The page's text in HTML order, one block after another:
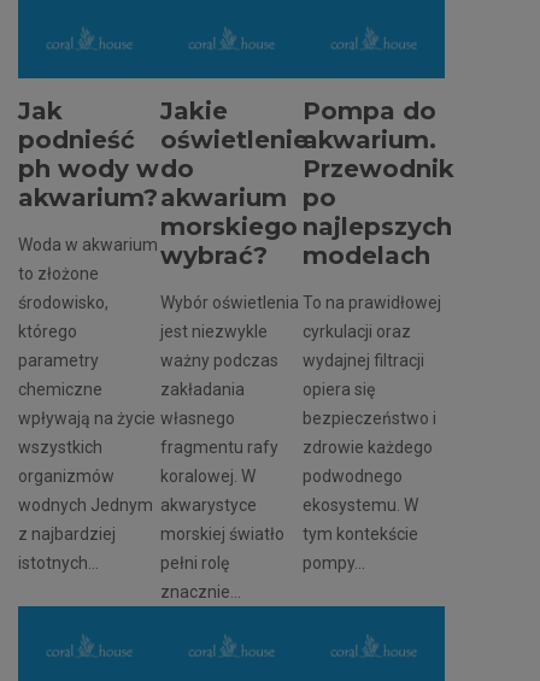
Jak
podnieść
ph wody w
akwarium?
Woda w akwarium
to złożone
środowisko,
którego
parametry
chemiczne
wpływają na życie
wszystkich
organizmów
wodnych Jednym
z najbardziej
istotnych...
Jakie
oświetlenie
do
akwarium
morskiego
wybrać?
Wybór oświetlenia
jest niezwykle
ważny podczas
zakładania
własnego
fragmentu rafy
koralowej. W
akwarystyce
morskiej światło
pełni rolę
znacznie...
Pompa do
akwarium.
Przewodnik
po
najlepszych
modelach
To na prawidłowej
cyrkulacji oraz
wydajnej filtracji
opiera się
bezpieczeństwo i
zdrowie każdego
podwodnego
ekosystemu. W
tym kontekście
pompy...